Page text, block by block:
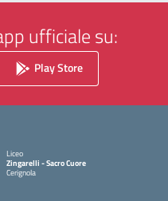
ufficiale su:
Play Store
Liceo
Zingarelli - Sacro Cuore
Cerignola
— Visita la pagina iniziale della scuola